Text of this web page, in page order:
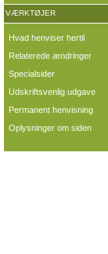
VÆRKTØJER
Hvad henviser hertil
Relaterede ændringer
Specialsider
Udskriftsvenlig udgave
Permanent henvisning
Oplysninger om siden